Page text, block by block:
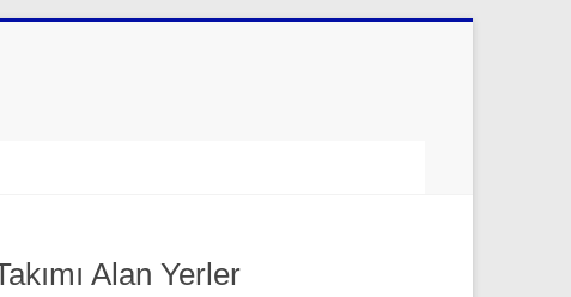
Alan Yerler